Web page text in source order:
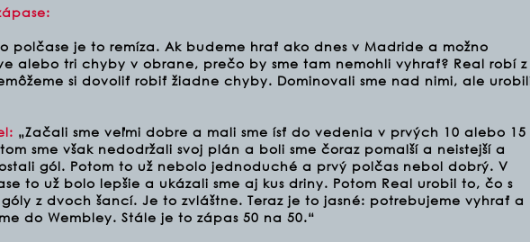
polčase je to remíza. Ak budeme hrať ako dnes v Madride a možno
alebo tri chyby v obrane, prečo by sme tam nemohli vyhrať? Real robí z
si dovoliť robiť žiadne chyby. Dominovali sme nad nimi, ale
„Začali sme veľmi dobre a mali sme ísť do vedenia v prvých 10 alebo 15
sme však nedodržali svoj plán a boli sme čoraz pomalší a neistejší a
gól. Potom to už nebolo jednoduché a prvý polčas nebol dobrý. V
to už bolo lepšie a ukázali sme aj kus driny. Potom Real urobil to, čo s
z dvoch šancí. Je to zvláštne. Teraz je to jasné: potrebujeme vyhrať a
do Wembley. Stále je to zápas 50 na 50.“